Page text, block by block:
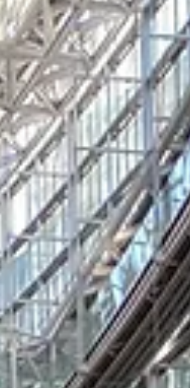
く、Dorico＋Synthesizer Vの組み合わせにより、
「楽譜を歌わせる」ことの可能性が